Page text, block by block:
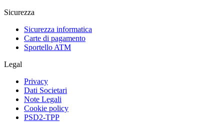
Sicurezza
Sicurezza informatica
Carte di pagamento
Sportello ATM
Legal
Privacy
Dati Societari
Note Legali
Cookie policy
PSD2-TPP